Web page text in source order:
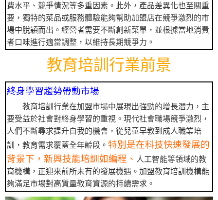
費水平、競爭情況等多重因素。此外，產品差異化也至關重
要，獨特的菜品或服務體驗能夠幫助加盟店在競爭激烈的市
場中脫穎而出。經營者需要不斷創新菜單，並根據當地消費
者口味進行適當調整，以維持長期競爭力。
教育培訓行業前景
終身學習趨勢帶動市場
教育培訓行業在加盟市場中展現出強勁的增長潛力，主
要受益於社會對終身學習的重視。現代社會職場競爭激烈，
人們不斷尋求提升自我的機會，從兒童早教到成人職業培
訓，教育需求覆蓋全年齡段。 特別是在科技快速發展的
背景下，新興技能培訓如編程、 人工智能等領域的教
育機構，正迎來前所未有的發展機遇。加盟教育培訓機構能
夠滿足市場對高質量教育資源的持續需求。